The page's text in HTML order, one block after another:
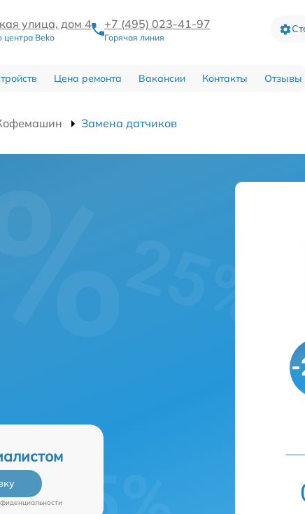
улица, дом 4
центра Beko
+7 (495) 023-41-97
Горячая линия
Цена ремонта Вакансии Контакты Отзывы
Замена датчиков
-